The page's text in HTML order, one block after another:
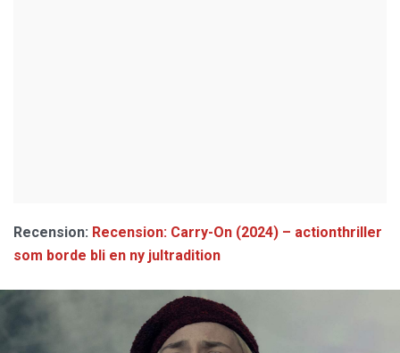
Recension: Recension: Carry-On (2024) – actionthriller
som borde bli en ny jultradition